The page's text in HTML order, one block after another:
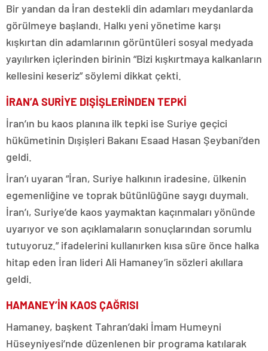
Bir yandan da İran destekli din adamları meydanlarda
görülmeye başlandı. Halkı yeni yönetime karşı
kışkırtan din adamlarının görüntüleri sosyal medyada
yayılırken içlerinden birinin “Bizi kışkırtmaya kalkanların
kellesini keseriz” söylemi dikkat çekti.
İRAN’A SURİYE DIŞİŞLERİNDEN TEPKİ
İran’ın bu kaos planına ilk tepki ise Suriye geçici
hükümetinin Dışişleri Bakanı Esaad Hasan Şeybani’den
geldi.
İran’ı uyaran “İran, Suriye halkının iradesine, ülkenin
egemenliğine ve toprak bütünlüğüne saygı duymalı.
İran’ı, Suriye’de kaos yaymaktan kaçınmaları yönünde
uyarıyor ve son açıklamaların sonuçlarından sorumlu
tutuyoruz.” ifadelerini kullanırken kısa süre önce halka
hitap eden İran lideri Ali Hamaney’in sözleri akıllara
geldi.
HAMANEY’İN KAOS ÇAĞRISI
Hamaney, başkent Tahran’daki İmam Humeyni
Hüseyniyesi’nde düzenlenen bir programa katılarak